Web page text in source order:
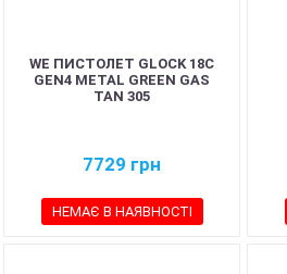
WE ПИСТОЛЕТ GLOCK 18C
GEN4 METAL GREEN GAS
TAN 305
7729 грн
НЕМАЄ В НАЯВНОСТІ